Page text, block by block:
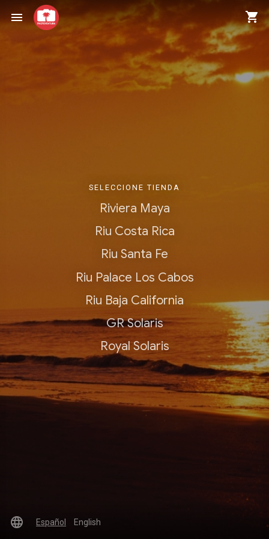
menu shopping_cart
SELECCIONE TIENDA
Riviera Maya
Riu Costa Rica
Riu Santa Fe
Riu Palace Los Cabos
Riu Baja California
GR Solaris
Royal Solaris
language Español English